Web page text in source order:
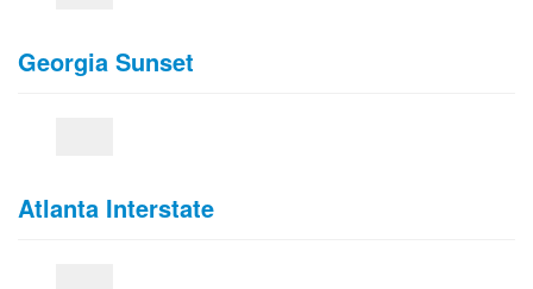
Georgia Sunset
Atlanta Interstate